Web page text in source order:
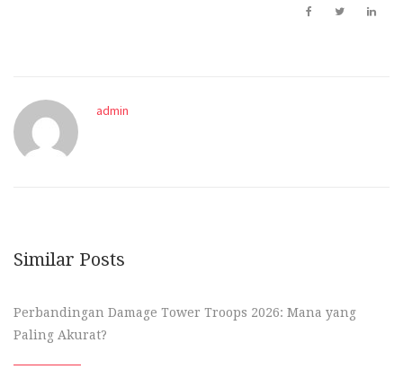
admin
Similar Posts
Perbandingan Damage Tower Troops 2026: Mana yang
Paling Akurat?